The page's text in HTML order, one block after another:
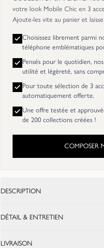
votre look Mobile Chic en 3
Ajoute-les vite au panier et
Choisissez librement parmi
téléphone emblématiques
Pensés pour le quotidien,
utilité et légèreté, sans
Pour toute sélection de 3
automatiquement offerte.
Une offre testée et
de 200 collections créées !
COMPOSER
DESCRIPTION
DÉTAIL & ENTRETIEN
LIVRAISON